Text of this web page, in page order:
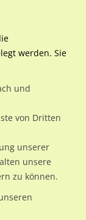
Stadt Str. 59 (B
476)
individuelle und
werden. Sie
und
von Dritten
unserer
unsere
zu können.